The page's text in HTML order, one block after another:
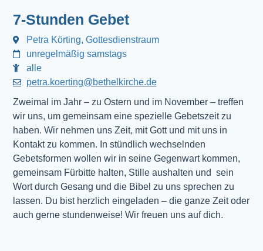
7-Stunden Gebet
Petra Körting, Gottesdienstraum
unregelmäßig samstags
alle
petra.koerting@bethelkirche.de
Zweimal im Jahr – zu Ostern und im November – treffen
wir uns, um gemeinsam eine spezielle Gebetszeit zu
haben. Wir nehmen uns Zeit, mit Gott und mit uns in
Kontakt zu kommen. In stündlich wechselnden
Gebetsformen wollen wir in seine Gegenwart kommen,
gemeinsam Fürbitte halten, Stille aushalten und sein
Wort durch Gesang und die Bibel zu uns sprechen zu
lassen. Du bist herzlich eingeladen – die ganze Zeit oder
auch gerne stundenweise! Wir freuen uns auf dich.